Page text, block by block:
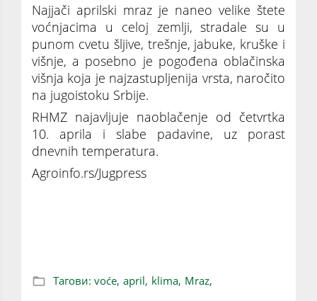
Najjači aprilski mraz je naneo velike štete
voćnjacima u celoj zemlji, stradale su u
punom cvetu šljive, trešnje, jabuke, kruške i
višnje, a posebno je pogođena oblačinska
višnja koja je najzastupljenija vrsta, naročito
na jugoistoku Srbije.
RHMZ najavljuje naoblačenje od četvrtka
10. aprila i slabe padavine, uz porast
dnevnih temperatura.
Agroinfo.rs/Jugpress
Тагови: voće, april, klima, Mraz,